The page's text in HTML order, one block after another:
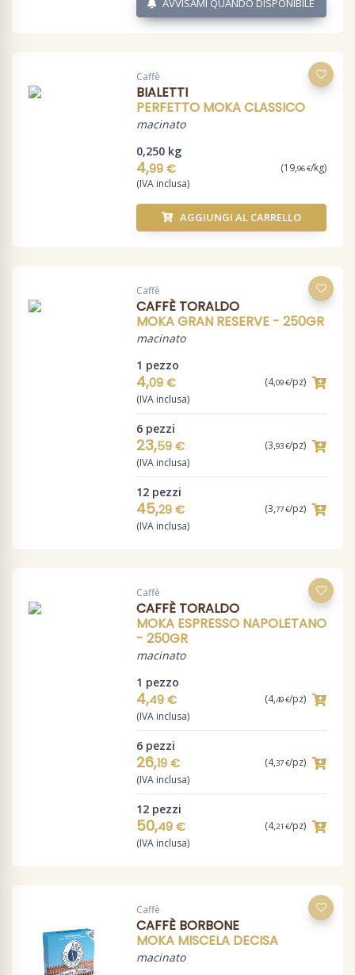
AVVISAMI QUANDO DISPONIBILE
Caffè
BIALETTI
PERFETTO MOKA CLASSICO
macinato
0,250 kg
4,99 € (19,96 €/kg)
(IVA inclusa)
AGGIUNGI AL CARRELLO
Caffè
CAFFÈ TORALDO
MOKA GRAN RESERVE - 250GR
macinato
1 pezzo
4,09 € (4,09 €/pz)
(IVA inclusa)
6 pezzi
23,59 € (3,93 €/pz)
(IVA inclusa)
12 pezzi
45,29 € (3,77 €/pz)
(IVA inclusa)
Caffè
CAFFÈ TORALDO
MOKA ESPRESSO NAPOLETANO
- 250GR
macinato
1 pezzo
4,49 € (4,49 €/pz)
(IVA inclusa)
6 pezzi
26,19 € (4,37 €/pz)
(IVA inclusa)
12 pezzi
50,49 € (4,21 €/pz)
(IVA inclusa)
Caffè
CAFFÈ BORBONE
MOKA MISCELA DECISA
macinato